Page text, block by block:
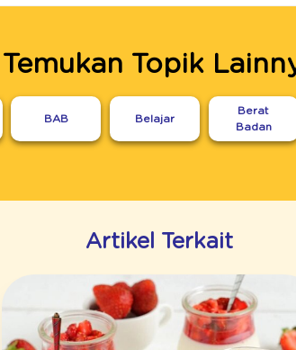
Temukan Topik
BAB Belajar
Berat
Badan
Artikel Terkait